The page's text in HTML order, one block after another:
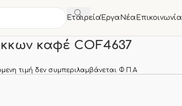
Εταιρεία Έργα Νέα Επικοινωνία
καφέ COF4637
τιμή δεν συμπεριλαμβάνεται Φ.Π.Α